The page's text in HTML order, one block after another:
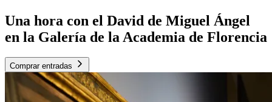
Una hora con el David de Miguel Ángel
en la Galería de la Academia de Florencia
Comprar entradas